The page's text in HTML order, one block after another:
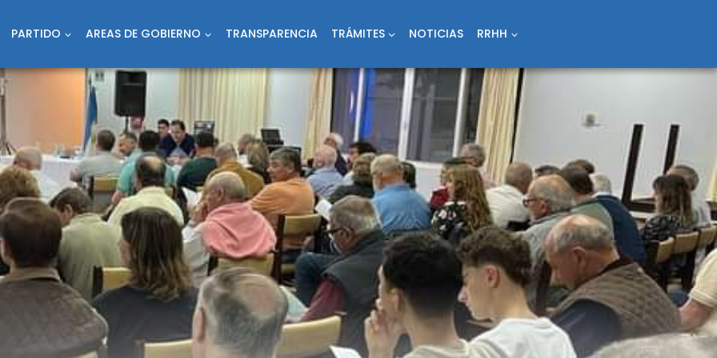
PARTIDO AREAS DE GOBIERNO TRANSPARENCIA TRÁMITES NOTICIAS RRHH